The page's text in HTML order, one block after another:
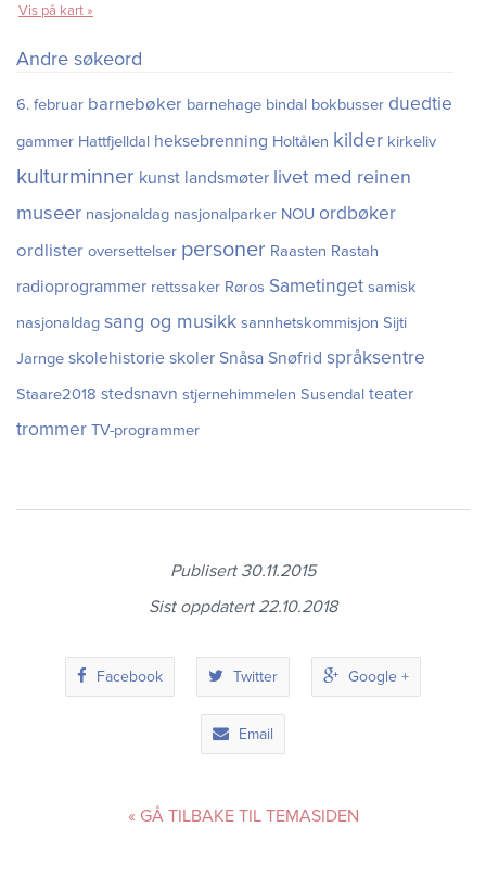
Vis på kart »
Andre søkeord
6. februar barnebøker barnehage bindal bokbusser duedtie
gammer Hattfjelldal heksebrenning Holtålen kilder kirkeliv
kulturminner kunst landsmøter livet med reinen
museer nasjonaldag nasjonalparker NOU ordbøker
ordlister oversettelser personer Raasten Rastah
radioprogrammer rettssaker Røros Sametinget samisk
nasjonaldag sang og musikk sannhetskommisjon Sijti
Jarnge skolehistorie skoler Snåsa Snøfrid språksentre
Staare2018 stedsnavn stjernehimmelen Susendal teater
trommer TV-programmer
Publisert 30.11.2015
Sist oppdatert 22.10.2018
Facebook Twitter Google +
Email
« GÅ TILBAKE TIL TEMASIDEN